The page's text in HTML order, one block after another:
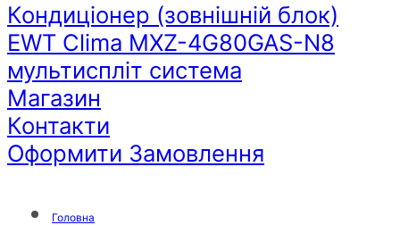
Кондиціонер (зовнішній блок)
EWT Clima MXZ-4G80GAS-N8
мультиспліт система
Магазин
Контакти
Оформити Замовлення
Головна